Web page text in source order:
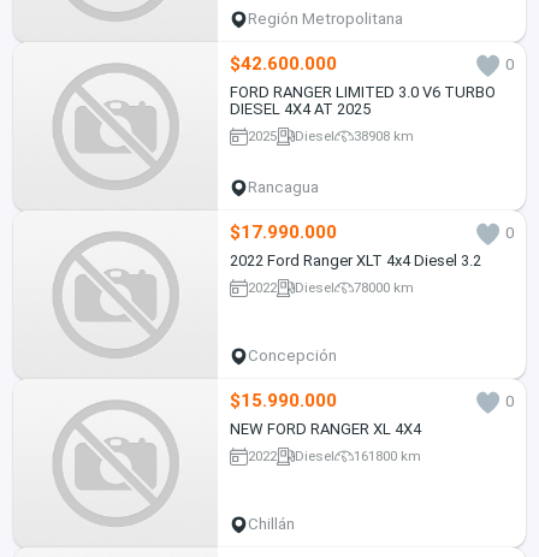
Región Metropolitana
$42.600.000
0
FORD RANGER LIMITED 3.0 V6 TURBO
DIESEL 4X4 AT 2025
2025 Diesel 38908 km
Rancagua
$17.990.000
0
2022 Ford Ranger XLT 4x4 Diesel 3.2
2022 Diesel 78000 km
Concepción
$15.990.000
0
NEW FORD RANGER XL 4X4
2022 Diesel 161800 km
Chillán